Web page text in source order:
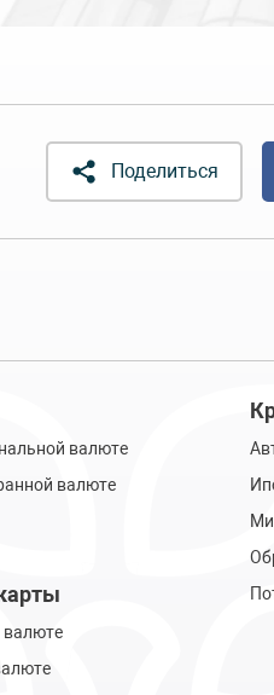
Поделиться
валюте
валюте
валюте